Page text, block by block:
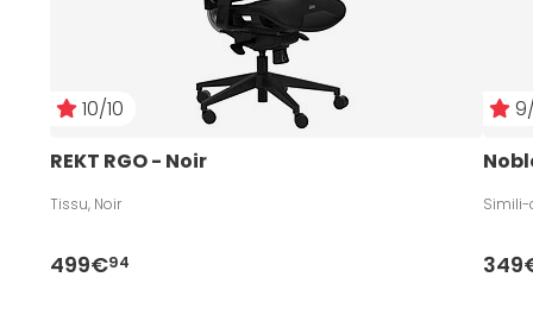
10/10
REKT RGO - Noir
Tissu, Noir
499€94
Simili-